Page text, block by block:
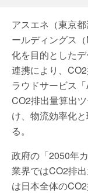
アスエネ（東京
ールディングス
化を目的とした
連携により、
ラウドサービス
CO2排出量算出
け、物流効率化
る。
政府の「2050年
業界ではCO2排
は日本全体の